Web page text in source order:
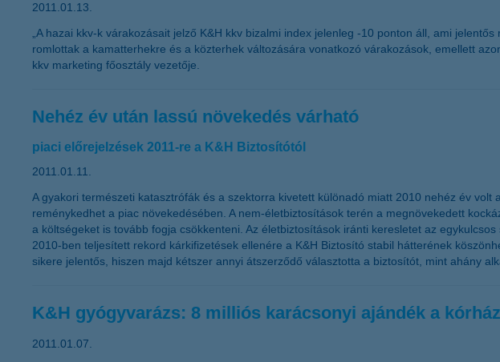
2011.01.13.
„A hazai kkv-k várakozásait jelző K&H kkv bizalmi index jelenleg -10 ponton áll, ami
romlottak a kamatterhekre és a közterhek változására vonatkozó várakozások, emellett
kkv marketing főosztály vezetője.
Nehéz év után lassú növekedés várható
piaci előrejelzések 2011-re a K&H Biztosítótól
2011.01.11.
A gyakori természeti katasztrófák és a szektorra kivetett különadó miatt 2010 nehéz év
reménykedhet a piac növekedésében. A nem-életbiztosítások terén a megnövekedett
a költségeket is tovább fogja csökkenteni. Az életbiztosítások iránti keresletet az
2010-ben teljesített rekord kárkifizetések ellenére a K&H Biztosító stabil hátterének
sikere jelentős, hiszen majd kétszer annyi átszerződő választotta a biztosítót, mint ahány
K&H gyógyvarázs: 8 milliós karácsonyi ajándék a
2011.01.07.